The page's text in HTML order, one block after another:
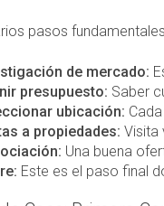
pasos
de mercado:
presupuesto: Saber
ubicación:
a propiedades: Visita
Una buena
Este es el paso final